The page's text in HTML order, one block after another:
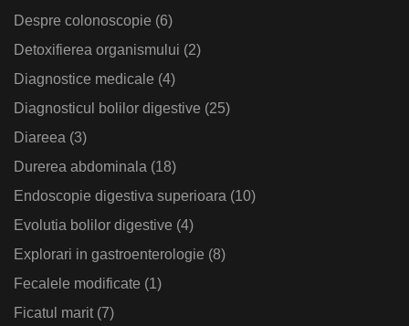
Despre colonoscopie (6)
Detoxifierea organismului (2)
Diagnostice medicale (4)
Diagnosticul bolilor digestive (25)
Diareea (3)
Durerea abdominala (18)
Endoscopie digestiva superioara (10)
Evolutia bolilor digestive (4)
Explorari in gastroenterologie (8)
Fecalele modificate (1)
Ficatul marit(7)